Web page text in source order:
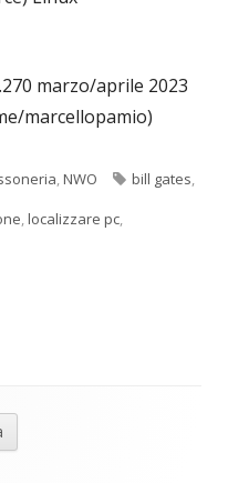
marzo/aprile 2023
marcellopamio)
NWO Tag
bill gates
localizzare pc